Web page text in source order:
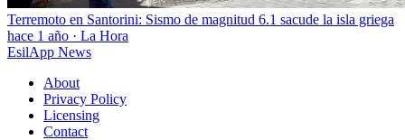
Terremoto en Santorini: Sismo de magnitud 6.1 sacude la isla griega
hace 1 año · La Hora
EsilApp News
About
Privacy Policy
Licensing
Contact